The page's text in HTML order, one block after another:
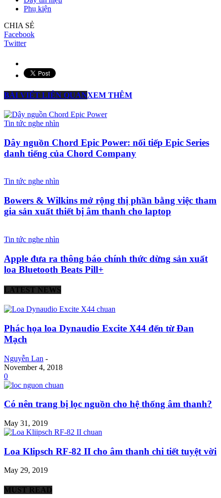
Phụ kiện
CHIA SẺ
Facebook
Twitter
BÀI VIẾT LIÊN QUANXEM THÊM
Tin tức nghe nhìn
Dây nguồn Chord Epic Power: nối tiếp Epic Series
danh tiếng của Chord Company
Tin tức nghe nhìn
Bowers & Wilkins mở rộng thị phần bằng việc tham
gia sản xuất thiết bị âm thanh cho laptop
Tin tức nghe nhìn
Apple đưa ra thông báo chính thức dừng sản xuất
loa Bluetooth Beats Pill+
LATEST NEWS
Phác họa loa Dynaudio Excite X44 đến từ Đan
Mạch
Nguyễn Lan -
November 4, 2018
0
Có nên trang bị lọc nguồn cho hệ thống âm thanh?
May 31, 2019
Loa Klipsch RF-82 II cho âm thanh chi tiết tuyệt vời
May 29, 2019
MUST READ